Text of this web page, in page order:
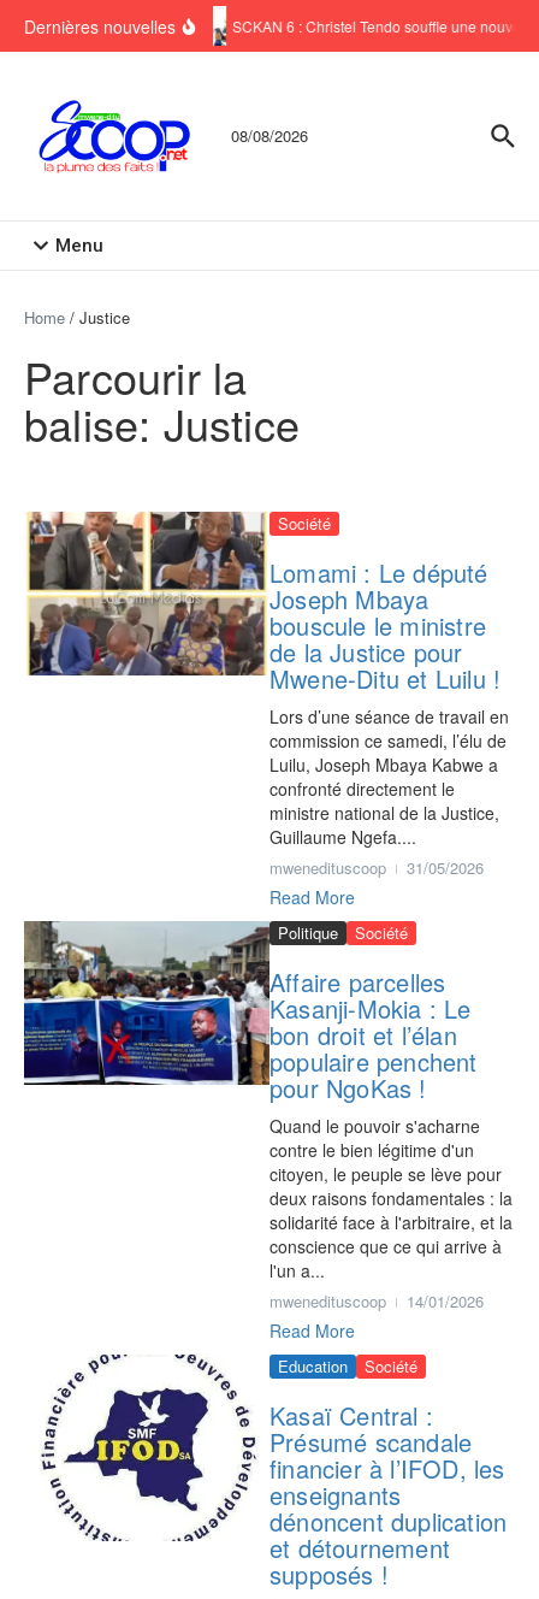
Dernières nouvelles SCKAN 6 : Christel Tendo souffle une nouvelle
08/08/2026
Menu
Home / Justice
Parcourir la
balise: Justice
Société
Lomami : Le député
Joseph Mbaya
bouscule le ministre
de la Justice pour
Mwene-Ditu et Luilu !
Lors d’une séance de travail en
commission ce samedi, l’élu de
Luilu, Joseph Mbaya Kabwe a
confronté directement le
ministre national de la Justice,
Guillaume Ngefa....
mwenedituscoop 31/05/2026
Read More
Politique Société
Affaire parcelles
Kasanji-Mokia : Le
bon droit et l’élan
populaire penchent
pour NgoKas !
Quand le pouvoir s'acharne
contre le bien légitime d'un
citoyen, le peuple se lève pour
deux raisons fondamentales : la
solidarité face à l'arbitraire, et la
conscience que ce qui arrive à
l'un a...
mwenedituscoop 14/01/2026
Read More
Education Société
Kasaï Central :
Présumé scandale
financier à l’IFOD, les
enseignants
dénoncent duplication
et détournement
supposés !